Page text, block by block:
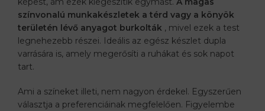
színvonalú munkakészletek a térd vagy a könyök
területén lévő anyagot burkolták , mivel ezek a test
legnehezebb részei. Ideális az egész készlet dupla
varrására is, amely megerősíti a ruhákat és sok napot
tart.
Ami a színeket illeti, nem nagyon érdekel. Egyszerűen
választja a preferenciáinak megfelelően. Figyelembe